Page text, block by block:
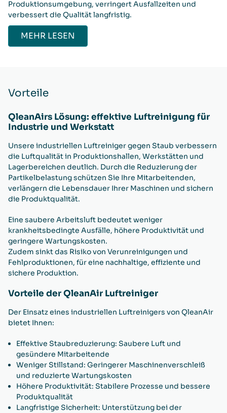
Produktionsumgebung, verringert Ausfallzeiten und
verbessert die Qualität langfristig.
MEHR LESEN
Vorteile
QleanAirs Lösung: effektive Luftreinigung für
Industrie und Werkstatt
Unsere industriellen Luftreiniger gegen Staub verbessern
die Luftqualität in Produktionshallen, Werkstätten und
Lagerbereichen deutlich. Durch die Reduzierung der
Partikelbelastung schützen Sie Ihre Mitarbeitenden,
verlängern die Lebensdauer Ihrer Maschinen und sichern
die Produktqualität.
Eine saubere Arbeitsluft bedeutet weniger
krankheitsbedingte Ausfälle, höhere Produktivität und
geringere Wartungskosten.
Zudem sinkt das Risiko von Verunreinigungen und
Fehlproduktionen, für eine nachhaltige, effiziente und
sichere Produktion.
Vorteile der QleanAir Luftreiniger
Der Einsatz eines industriellen Luftreinigers von QleanAir
bietet Ihnen:
Effektive Staubreduzierung: Saubere Luft und
gesündere Mitarbeitende
Weniger Stillstand: Geringerer Maschinenverschleiß
und reduzierte Wartungskosten
Höhere Produktivität: Stabilere Prozesse und bessere
Produktqualität
Langfristige Sicherheit: Unterstützung bei der